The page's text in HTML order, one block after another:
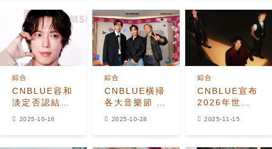
CNBLUE容和
淡定否認結婚
綜合
2025-10-16
CNBLUE橫掃
各大音樂節 奠
綜合
2025-10-28
CNBLUE宣布
2026年世界
綜合
2025-11-15